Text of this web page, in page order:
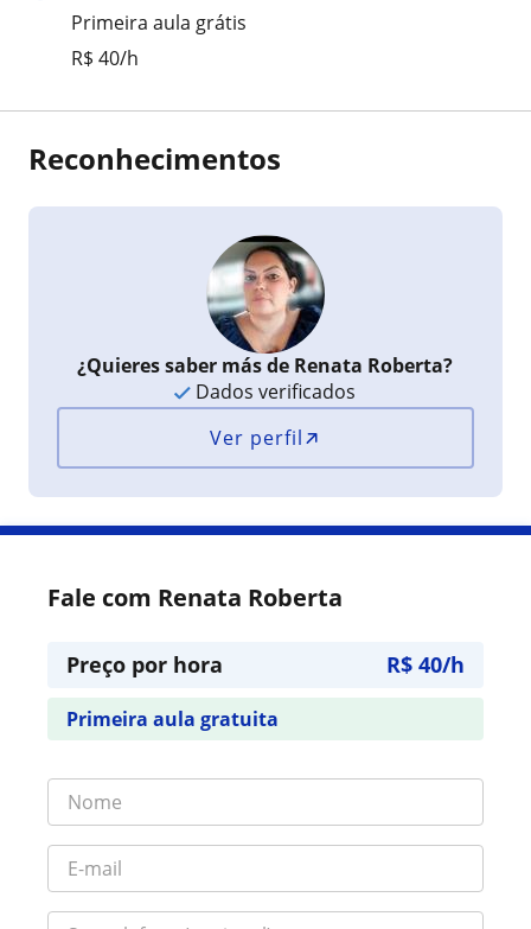
Primeira aula grátis
R$ 40/h
Reconhecimentos
¿Quieres saber más de Renata Roberta?
Dados verificados
Ver perfil
Fale com Renata Roberta
Preço por hora R$ 40/h
Primeira aula gratuita